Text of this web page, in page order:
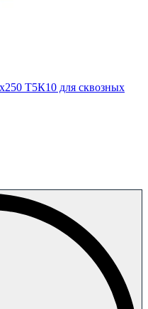
Т5К10 для сквозных